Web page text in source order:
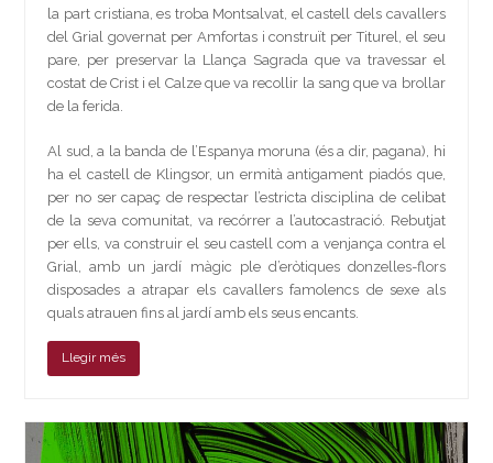
la part cristiana, es troba Montsalvat, el castell dels cavallers
del Grial governat per Amfortas i construït per Titurel, el seu
pare, per preservar la Llança Sagrada que va travessar el
costat de Crist i el Calze que va recollir la sang que va brollar
de la ferida.
Al sud, a la banda de l’Espanya moruna (és a dir, pagana), hi
ha el castell de Klingsor, un ermità antigament piadós que,
per no ser capaç de respectar l’estricta disciplina de celibat
de la seva comunitat, va recórrer a l’autocastració. Rebutjat
per ells, va construir el seu castell com a venjança contra el
Grial, amb un jardí màgic ple d’eròtiques donzelles-flors
disposades a atrapar els cavallers famolencs de sexe als
quals atrauen fins al jardí amb els seus encants.
Llegir més